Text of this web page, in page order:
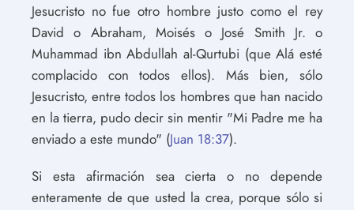
Jesucristo no fue otro hombre justo como el rey
David o Abraham, Moisés o José Smith Jr. o
Muhammad ibn Abdullah al-Qurtubi (que Alá esté
complacido con todos ellos). Más bien, sólo
Jesucristo, entre todos los hombres que han nacido
en la tierra, pudo decir sin mentir "Mi Padre me ha
enviado a este mundo" (Juan 18:37).
Si esta afirmación sea cierta o no depende
enteramente de que usted la crea, porque sólo si